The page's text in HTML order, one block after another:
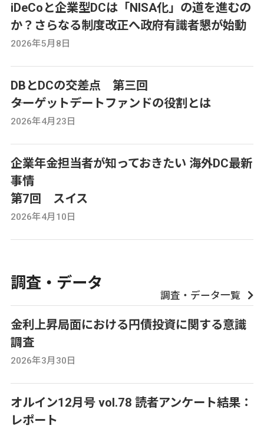
iDeCoと企業型DCは「NISA化」の道を進むの
か？さらなる制度改正へ政府有識者懇が始動
2026年5月8日
DBとDCの交差点 第三回
――ターゲットデートファンドの役割とは
2026年4月23日
企業年金担当者が知っておきたい 海外DC最新
事情
第7回 スイス
2026年4月10日
調査・データ
調査・データ一覧
金利上昇局面における円債投資に関する意識
調査
2026年3月30日
オルイン12月号 vol.78 読者アンケート結果：
レポート